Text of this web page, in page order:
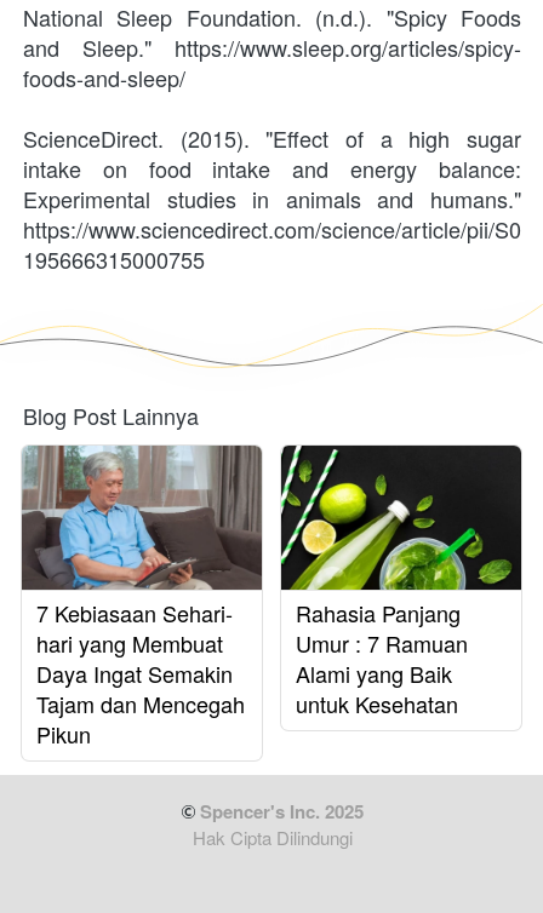
National Sleep Foundation. (n.d.). "Spicy Foods
and Sleep." https://www.sleep.org/articles/spicy-
foods-and-sleep/
ScienceDirect. (2015). "Effect of a high sugar
intake on food intake and energy balance:
Experimental studies in animals and humans."
https://www.sciencedirect.com/science/article/pii/S0
195666315000755
Blog Post Lainnya
7 Kebiasaan Sehari-
hari yang Membuat
Daya Ingat Semakin
Tajam dan Mencegah
Pikun
Rahasia Panjang
Umur : 7 Ramuan
Alami yang Baik
untuk Kesehatan
Spencer's Inc. 2025
Hak Cipta Dilindungi